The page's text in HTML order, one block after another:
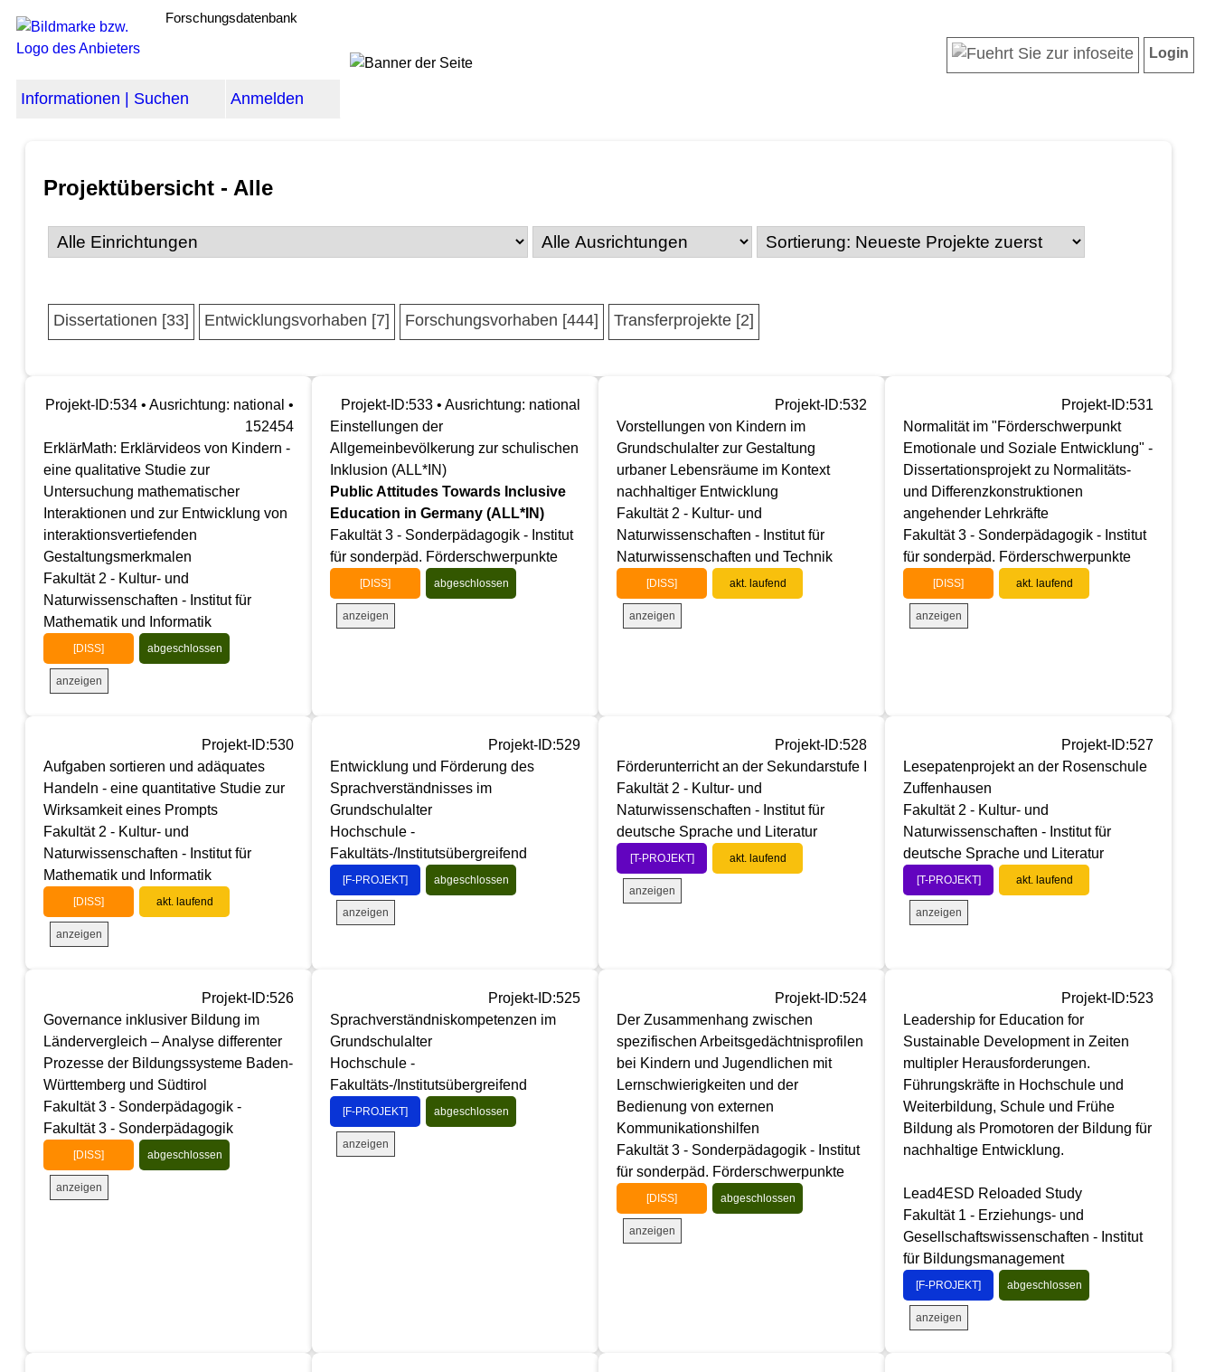
Forschungsdatenbank
Informationen | Suchen Anmelden
Login
Projektübersicht - Alle
Dissertationen [33] Entwicklungsvorhaben [7] Forschungsvorhaben [444] Transferprojekte [2]
Projekt-ID:534 • Ausrichtung: national •
152454
ErklärMath: Erklärvideos von Kindern -
eine qualitative Studie zur
Untersuchung mathematischer
Interaktionen und zur Entwicklung von
interaktionsvertiefenden
Gestaltungsmerkmalen
Fakultät 2 - Kultur- und
Naturwissenschaften - Institut für
Mathematik und Informatik
[DISS] abgeschlossen
anzeigen
Projekt-ID:533 • Ausrichtung: national
Einstellungen der
Allgemeinbevölkerung zur schulischen
Inklusion (ALL*IN)
Public Attitudes Towards Inclusive
Education in Germany (ALL*IN)
Fakultät 3 - Sonderpädagogik - Institut
für sonderpäd. Förderschwerpunkte
[DISS] abgeschlossen
anzeigen
Projekt-ID:532
Vorstellungen von Kindern im
Grundschulalter zur Gestaltung
urbaner Lebensräume im Kontext
nachhaltiger Entwicklung
Fakultät 2 - Kultur- und
Naturwissenschaften - Institut für
Naturwissenschaften und Technik
[DISS] akt. laufend
anzeigen
Projekt-ID:531
Normalität im "Förderschwerpunkt
Emotionale und Soziale Entwicklung" -
Dissertationsprojekt zu Normalitäts-
und Differenzkonstruktionen
angehender Lehrkräfte
Fakultät 3 - Sonderpädagogik - Institut
für sonderpäd. Förderschwerpunkte
[DISS] akt. laufend
anzeigen
Projekt-ID:530
Aufgaben sortieren und adäquates
Handeln - eine quantitative Studie zur
Wirksamkeit eines Prompts
Fakultät 2 - Kultur- und
Naturwissenschaften - Institut für
Mathematik und Informatik
[DISS] akt. laufend
anzeigen
Projekt-ID:529
Entwicklung und Förderung des
Sprachverständnisses im
Grundschulalter
Hochschule -
Fakultäts-/Institutsübergreifend
[F-PROJEKT] abgeschlossen
anzeigen
Projekt-ID:528
Förderunterricht an der Sekundarstufe I
Fakultät 2 - Kultur- und
Naturwissenschaften - Institut für
deutsche Sprache und Literatur
[T-PROJEKT] akt. laufend
anzeigen
Projekt-ID:527
Lesepatenprojekt an der Rosenschule
Zuffenhausen
Fakultät 2 - Kultur- und
Naturwissenschaften - Institut für
deutsche Sprache und Literatur
[T-PROJEKT] akt. laufend
anzeigen
Projekt-ID:526
Governance inklusiver Bildung im
Ländervergleich – Analyse differenter
Prozesse der Bildungssysteme Baden-
Württemberg und Südtirol
Fakultät 3 - Sonderpädagogik -
Fakultät 3 - Sonderpädagogik
[DISS] abgeschlossen
anzeigen
Projekt-ID:525
Sprachverständniskompetenzen im
Grundschulalter
Hochschule -
Fakultäts-/Institutsübergreifend
[F-PROJEKT] abgeschlossen
anzeigen
Projekt-ID:524
Der Zusammenhang zwischen
spezifischen Arbeitsgedächtnisprofilen
bei Kindern und Jugendlichen mit
Lernschwierigkeiten und der
Bedienung von externen
Kommunikationshilfen
Fakultät 3 - Sonderpädagogik - Institut
für sonderpäd. Förderschwerpunkte
[DISS] abgeschlossen
anzeigen
Projekt-ID:523
Leadership for Education for
Sustainable Development in Zeiten
multipler Herausforderungen.
Führungskräfte in Hochschule und
Weiterbildung, Schule und Frühe
Bildung als Promotoren der Bildung für
nachhaltige Entwicklung.
Lead4ESD Reloaded Study
Fakultät 1 - Erziehungs- und
Gesellschaftswissenschaften - Institut
für Bildungsmanagement
[F-PROJEKT] abgeschlossen
anzeigen